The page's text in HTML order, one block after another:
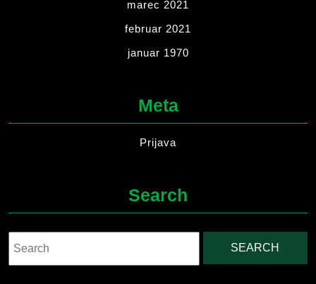
marec 2021
februar 2021
januar 1970
Meta
Prijava
Search
for: